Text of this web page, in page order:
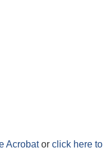
Acrobator click here